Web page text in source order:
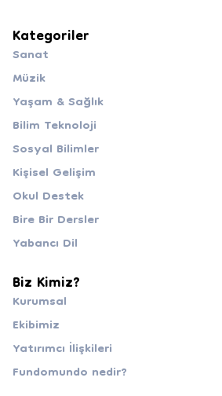
Kategoriler
Sanat
Müzik
Yaşam & Sağlık
Bilim Teknoloji
Sosyal Bilimler
Kişisel Gelişim
Okul Destek
Bire Bir Dersler
Yabancı Dil
Biz Kimiz?
Kurumsal
Ekibimiz
Yatırımcı İlişkileri
Fundomundo nedir?